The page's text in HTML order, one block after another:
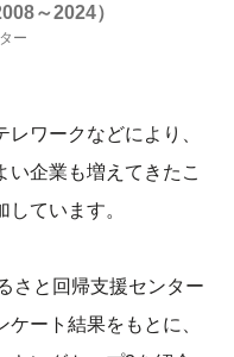
～2024）
ー
ワークなどにより、
い企業も増えてきたこ
ています。
さと回帰支援センター
ート結果をもとに、